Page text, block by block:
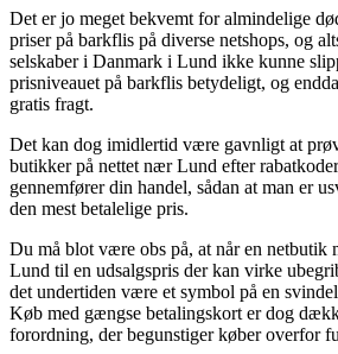
Det er jo meget bekvemt for almindelige
priser på barkflis på diverse netshops, og
selskaber i Danmark i Lund ikke kunne
prisniveauet på barkflis betydeligt, og
gratis fragt.
Det kan dog imidlertid være gavnligt at
butikker på nettet nær Lund efter
gennemfører din handel, sådan at man er
den mest betalelige pris.
Du må blot være obs på, at når en netbutik
Lund til en udsalgspris der kan virke
det undertiden være et symbol på en
Køb med gængse betalingskort er dog
forordning, der begunstiger køber overfor